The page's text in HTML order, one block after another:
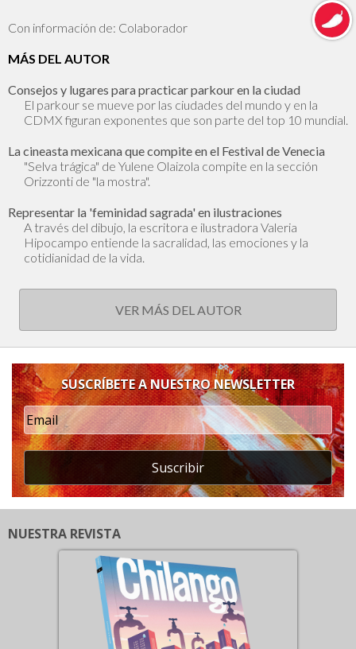
Con información de: Colaborador
MÁS DEL AUTOR
Consejos y lugares para practicar parkour en la ciudad
El parkour se mueve por las ciudades del mundo y en la
CDMX figuran exponentes que son parte del top 10 mundial.
La cineasta mexicana que compite en el Festival de Venecia
"Selva trágica" de Yulene Olaizola compite en la sección
Orizzonti de "la mostra".
Representar la 'feminidad sagrada' en ilustraciones
A través del dibujo, la escritora e ilustradora Valeria
Hipocampo entiende la sacralidad, las emociones y la
cotidianidad de la vida.
VER MÁS DEL AUTOR
SUSCRÍBETE A NUESTRO NEWSLETTER
Suscribir
NUESTRA REVISTA